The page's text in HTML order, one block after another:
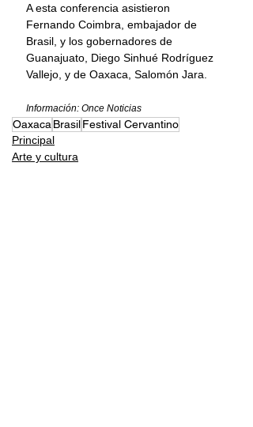
A esta conferencia asistieron
Fernando Coimbra, embajador de
Brasil, y los gobernadores de
Guanajuato, Diego Sinhué Rodríguez
Vallejo, y de Oaxaca, Salomón Jara.
Información: Once Noticias
Oaxaca BrasilFestival Cervantino
Principal
Arte y cultura